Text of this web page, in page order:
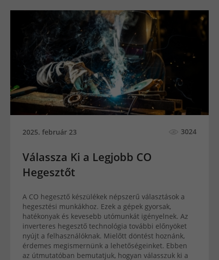
2025. február 23 3024
Válassza Ki a Legjobb CO
Hegesztőt
A CO hegesztő készülékek népszerű választások a
hegesztési munkákhoz. Ezek a gépek gyorsak,
hatékonyak és kevesebb utómunkát igényelnek. Az
inverteres hegesztő technológia további előnyöket
nyújt a felhasználóknak. Mielőtt döntést hoznánk,
érdemes megismernünk a lehetőségeinket. Ebben
az útmutatóban bemutatjuk, hogyan válasszuk ki a